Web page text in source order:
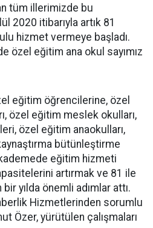
tüm illerimizde bu
2020 itibarıyla artık 81
hizmet vermeye başladı.
özel eğitim ana okul sayımız
eğitim öğrencilerine, özel
özel eğitim meslek okulları,
özel eğitim anaokulları,
bütünleştirme
eğitim hizmeti
artırmak ve 81 ile
yılda önemli adımlar attı.
Hizmetlerinden sorumlu
Özer, yürütülen çalışmaları